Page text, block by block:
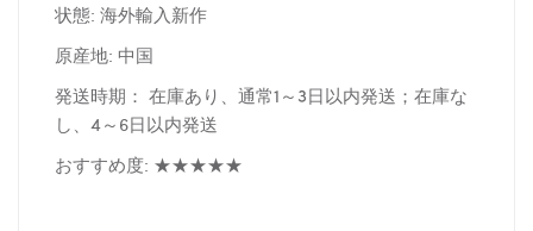
状態: 海外輸入新作
原産地: 中国
発送時期： 在庫あり、通常1～3日以内発送；在庫な
し、4～6日以内発送
おすすめ度: ★★★★★